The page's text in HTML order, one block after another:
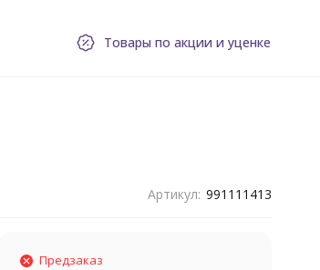
Товары по акции и уценке
Артикул: 991111413
Предзаказ